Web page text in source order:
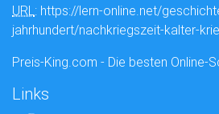
URL: https://lern-online.net/
jahrhundert/nachkriegszeit-kalter-
Preis-King.com - Die besten Online-
Links